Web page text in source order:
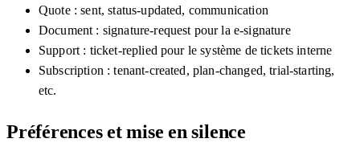
Quote : sent, status-updated, communication
Document : signature-request pour la e-signature
Support : ticket-replied pour le système de tickets interne
Subscription : tenant-created, plan-changed, trial-starting,
etc.
Préférences et mise en silence